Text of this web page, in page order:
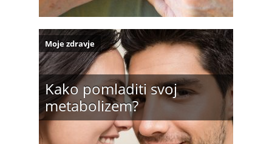
Kako pomladiti svoj
metabolizem?
Moje zdravje